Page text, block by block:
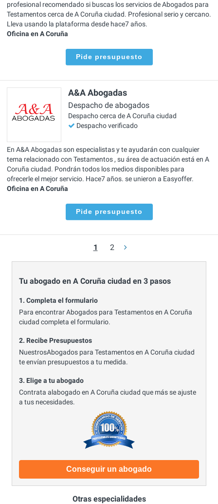
profesional recomendado si buscas los servicios de Abogados para
Testamentos cerca de A Coruña ciudad. Profesional serio y cercano.
Lleva usando la plataforma desde hace7 años.
Oficina en A Coruña
Pide presupuesto
A&A Abogadas
Despacho de abogados
Despacho cerca de A Coruña ciudad
Despacho verificado
En A&A Abogadas son especialistas y te ayudarán con cualquier
tema relacionado con Testamentos , su área de actuación está en A
Coruña ciudad. Pondrán todos los medios disponibles para
ofrecerle el mejor servicio. Hace7 años. se unieron a Easyoffer.
Oficina en A Coruña
Pide presupuesto
1 2
Tu abogado en A Coruña ciudad en 3 pasos
1. Completa el formulario
Para encontrar Abogados para Testamentos en A Coruña
ciudad completa el formulario.
2. Recibe Presupuestos
NuestrosAbogados para Testamentos en A Coruña ciudad
te envían presupuestos a tu medida.
3. Elige a tu abogado
Contrata alabogado en A Coruña ciudad que más se ajuste
a tus necesidades.
Conseguir un abogado
Otras especialidades